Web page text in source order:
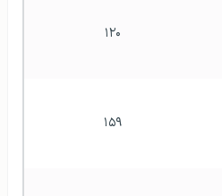
۱۲۰
۱۵۹